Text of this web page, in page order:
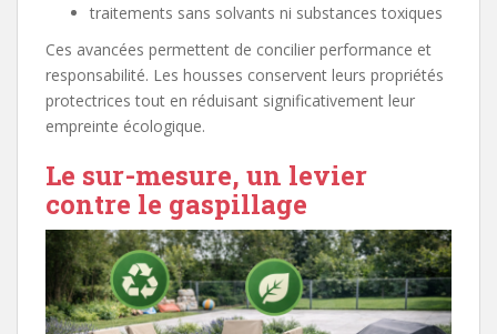
traitements sans solvants ni substances toxiques
Ces avancées permettent de concilier performance et
responsabilité. Les housses conservent leurs propriétés
protectrices tout en réduisant significativement leur
empreinte écologique.
Le sur-mesure, un levier
contre le gaspillage